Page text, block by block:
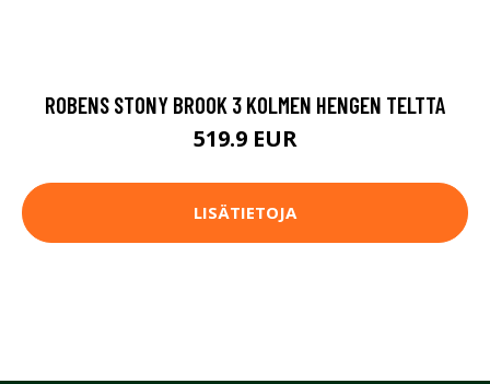
ROBENS STONY BROOK 3 KOLMEN HENGEN TELTTA
519.9 EUR
LISÄTIETOJA